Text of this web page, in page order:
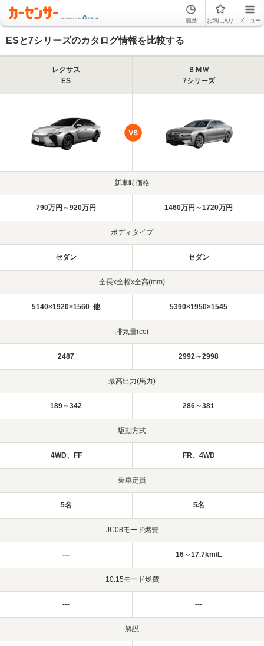
履歴 お気に入り メニュー
ESと7シリーズのカタログ情報を比較する
レクサス
ES
ＢＭＷ
7シリーズ
新車時価格
790万円～920万円 1460万円～1720万円
ボディタイプ
セダン セダン
全長x全幅x全高(mm)
5140×1920×1560 他 5390×1950×1545
排気量(cc)
2487 2992～2998
最高出力(馬力)
189～342 286～381
駆動方式
4WD、FF FR、4WD
乗車定員
5名 5名
JC08モード燃費
--- 16～17.7km/L
10.15モード燃費
--- ---
解説